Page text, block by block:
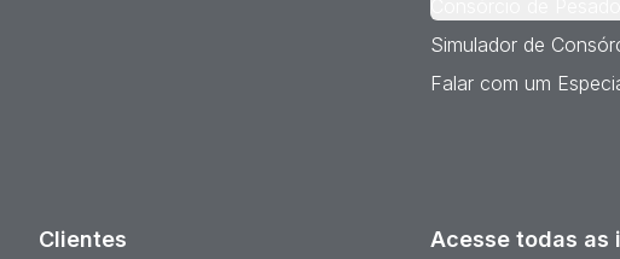
Simulador de
Falar com um
Clientes
Acesse todas as